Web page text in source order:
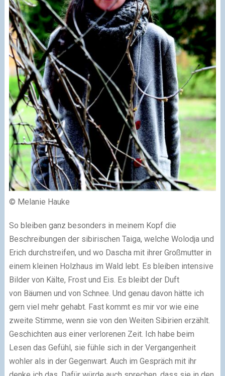
© Melanie Hauke
So bleiben ganz besonders in meinem Kopf die
Beschreibungen der sibirischen Taiga, welche Wolodja und
Erich durchstreifen, und wo Dascha mit ihrer Großmutter in
einem kleinen Holzhaus im Wald lebt. Es bleiben intensive
Bilder von Kälte, Frost und Eis. Es bleibt der Duft
von Bäumen und von Schnee. Und genau davon hätte ich
gern viel mehr gehabt. Fast kommt es mir vor wie eine
zweite Stimme, wenn sie von den Weiten Sibirien erzählt.
Geschichten aus einer verlorenen Zeit. Ich habe beim
Lesen das Gefühl, sie fühle sich in der Vergangenheit
wohler als in der Gegenwart. Auch im Gespräch mit ihr